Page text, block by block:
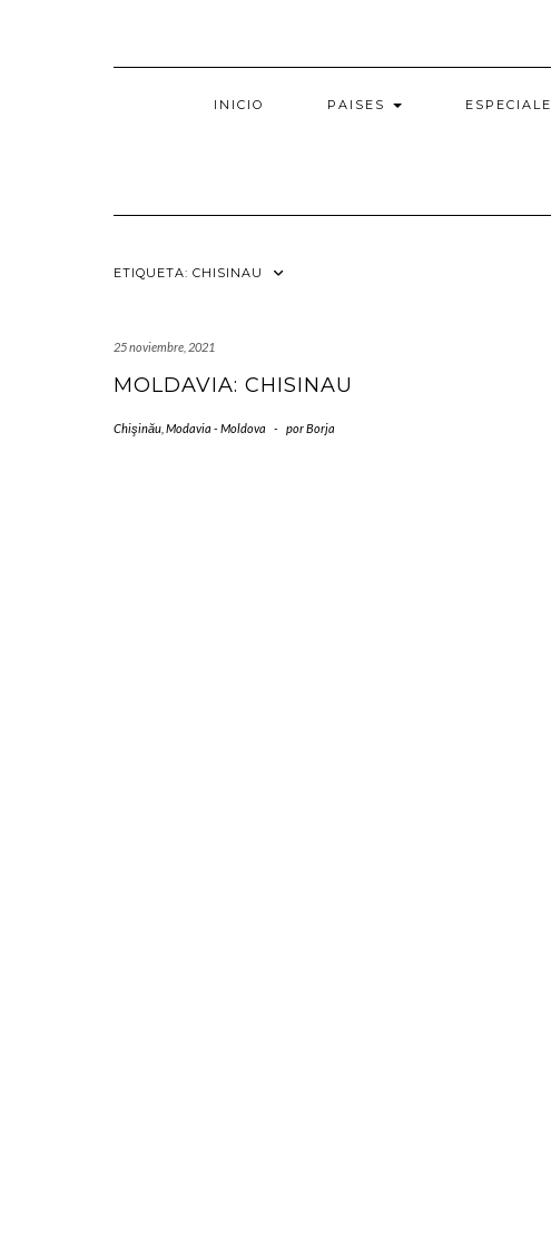
INICIO PAISES
ETIQUETA: CHISINAU
25 noviembre, 2021
MOLDAVIA: CHISINAU
Chişinău Modavia - Moldova - porBorja